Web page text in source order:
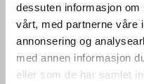
dessuten informasjon
vårt, med partnerne våre
annonsering og
med annen informasjon
eller som de har samlet